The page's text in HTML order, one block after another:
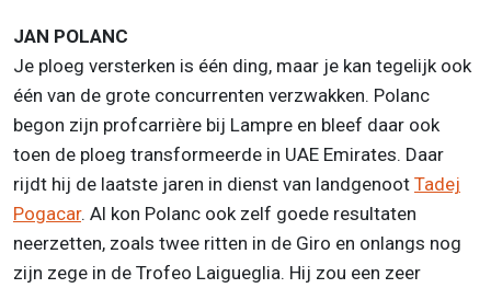
JAN POLANC
Je ploeg versterken is één ding, maar je kan tegelijk ook
één van de grote concurrenten verzwakken. Polanc
begon zijn profcarrière bij Lampre en bleef daar ook
toen de ploeg transformeerde in UAE Emirates. Daar
rijdt hij de laatste jaren in dienst van landgenoot Tadej
Pogacar. Al kon Polanc ook zelf goede resultaten
neerzetten, zoals twee ritten in de Giro en onlangs nog
zijn zege in de Trofeo Laigueglia. Hij zou een zeer